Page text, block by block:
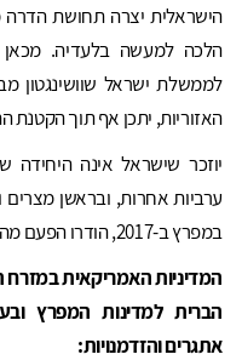
הישראלית יצרה תחושת הדרה
הלכה למעשה בלעדיה.
לממשלת ישראל
האזוריות, יתכן אף תוך הקטנת
יוזכר שישראל אינה
ערביות אחרות, ובראשן מצרים
במפרץ ב-2017, הודרו הפעם מהם.
המדיניות האמריקאית במזרח
הברית למדינות המפרץ
אתגרים והזדמנויות: